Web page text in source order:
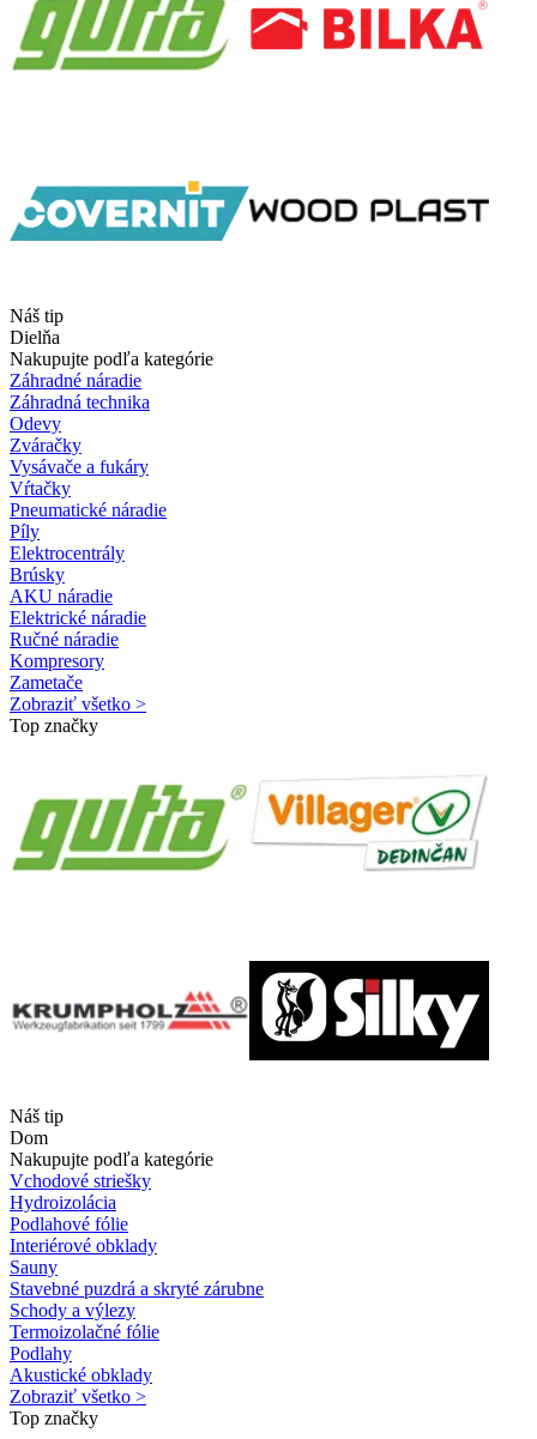
Náš tip
Dielňa
Nakupujte podľa kategórie
Záhradné náradie
Záhradná technika
Odevy
Zváračky
Vysávače a fukáry
Vŕtačky
Pneumatické náradie
Píly
Elektrocentrály
Brúsky
AKU náradie
Elektrické náradie
Ručné náradie
Kompresory
Zametače
Zobraziť všetko >
Top značky
Náš tip
Dom
Nakupujte podľa kategórie
Vchodové striešky
Hydroizolácia
Podlahové fólie
Interiérové obklady
Sauny
Stavebné puzdrá a skryté zárubne
Schody a výlezy
Termoizolačné fólie
Podlahy
Akustické obklady
Zobraziť všetko >
Top značky